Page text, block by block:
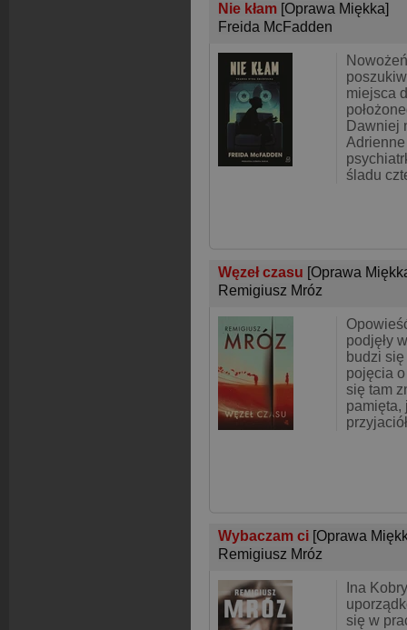
Nie kłam [Oprawa Miękka]
Freida McFadden
miejsca
Dawniej
śladu
Węzeł czasu [Oprawa
Remigiusz Mróz
podjęły
budzi
pojęcia
się tam
pamięta,
Wybaczam ci [Oprawa
Remigiusz Mróz
Ina
się w